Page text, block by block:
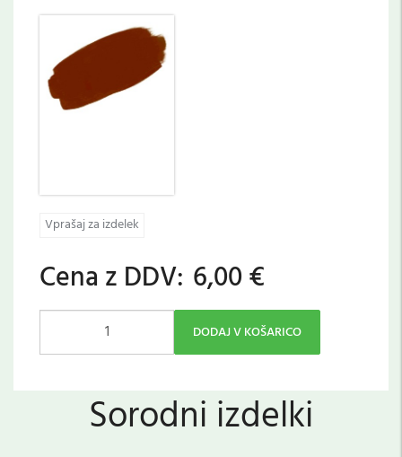
Vprašaj za izdelek
Cena z DDV: 6,00 €
DODAJ V KOŠARICO
Sorodni izdelki